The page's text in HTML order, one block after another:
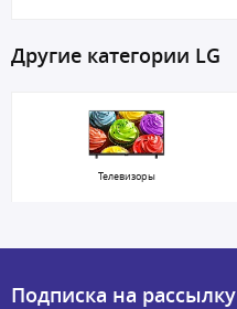
Другие категории LG
Телевизоры
Подписка на рассылку